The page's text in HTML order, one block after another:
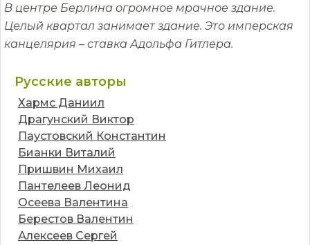
В центре Берлина огромное мрачное здание.
Целый квартал занимает здание. Это имперская
канцелярия – ставка Адольфа Гитлера.
Русские авторы
Хармс Даниил
Драгунский Виктор
Паустовский Константин
Бианки Виталий
Пришвин Михаил
Пантелеев Леонид
Осеева Валентина
Берестов Валентин
Алексеев Сергей